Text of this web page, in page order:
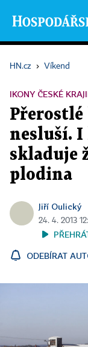
HN.cz › Víkend
IKONY ČESKÉ
nesluší. I
skladuje
plodina
Jiří Oulický
24. 4. 2013
ODEBÍRAT